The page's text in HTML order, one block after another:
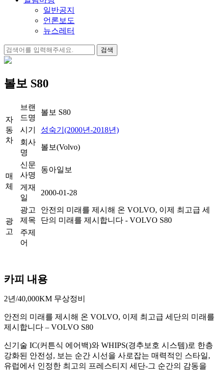
일반공지
언론보도
뉴스레터
검
색:
볼보 S80
자
동
차
브랜
드명
볼보 S80
시기
성숙기(2000년-2018년)
회사
명
볼보(Volvo)
매
체
신문
사명
동아일보
게재
일
2000-01-28
광
고
광고
제목
안전의 미래를 제시해 온 VOLVO, 이제 최고급 세
단의 미래를 제시합니다 - VOLVO S80
주제
어
카피 내용
2년/40,000KM 무상정비
안전의 미래를 제시해 온 VOLVO, 이제 최고급 세단의 미래를
제시합니다 – VOLVO S80
신기술 IC(커튼식 에어백)와 WHIPS(경추보호 시스템)로 한층
강화된 안전성, 보는 순간 시선을 사로잡는 매력적인 스타일,
유럽에서 인정한 최고의 프레스티지 세단-그 순간의 감동을